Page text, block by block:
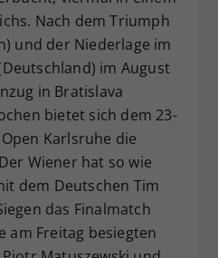
Nach dem Triumph
und der Niederlage im
im August
in Bratislava
bietet sich dem 23-
Karlsruhe die
Wiener hat so wie
dem Deutschen Tim
das Finalmatch
am Freitag besiegten
speichert Ihre Consent-
Unter anderem eine
ID, für die
Speicherung Ihrer
Einstellungen, falls der
Betreiber dies eingestellt